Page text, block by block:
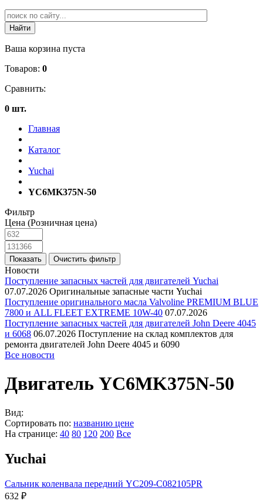
Ваша корзина пуста
Товаров: 0
Сравнить:
0 шт.
Главная
Каталог
Yuchai
YC6MK375N-50
Фильтр
Цена (Розничная цена)
Новости
Поступление запасных частей для двигателей Yuchai
07.07.2026 Оригинальные запасные части Yuchai
Поступление оригинального масла Valvoline PREMIUM BLUE
7800 и ALL FLEET EXTREME 10W-40 07.07.2026
Поступление запасных частей для двигателей John Deere 4045
и 6068 06.07.2026 Поступление на склад комплектов для
ремонта двигателей John Deere 4045 и 6090
Все новости
Двигатель YC6MK375N-50
Вид:
Сортировать по: названию цене
На странице: 40 80 120 200 Все
Yuchai
Сальник коленвала передний YC209-C082105PR
632 ₽